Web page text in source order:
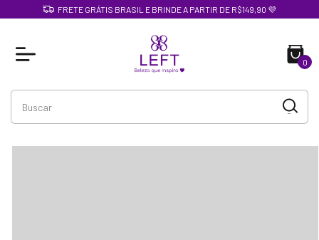
FRETE GRÁTIS BRASIL E BRINDE A PARTIR DE R$149,90 💜
0